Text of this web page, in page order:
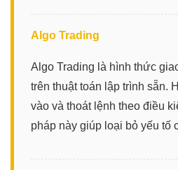
Algo Trading
Algo Trading là hình thức
trên thuật toán lập trình sẵn.
vào và thoát lệnh theo điều
pháp này giúp loại bỏ yếu tố